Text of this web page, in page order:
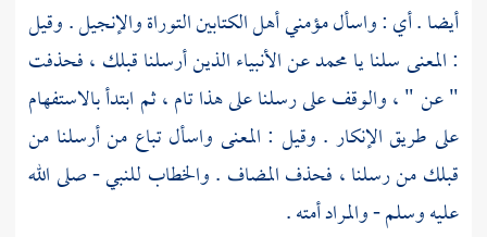
أيضا . أي : واسأل مؤمني أهل الكتابين التوراة والإنجيل . وقيل
: المعنى سلنا يامحمدعن الأنبياء الذين أرسلنا قبلك ، فحذفت
" عن " ، والوقف على رسلنا على هذا تام ، ثم ابتدأ بالاستفهام
على طريق الإنكار . وقيل : المعنى واسأل تباع من أرسلنا من
قبلك من رسلنا ، فحذف المضاف . والخطاب للنبي - صلى الله
عليه وسلم - والمراد أمته .